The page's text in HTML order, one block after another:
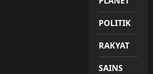
POLITIK
RAKYAT
SAINS